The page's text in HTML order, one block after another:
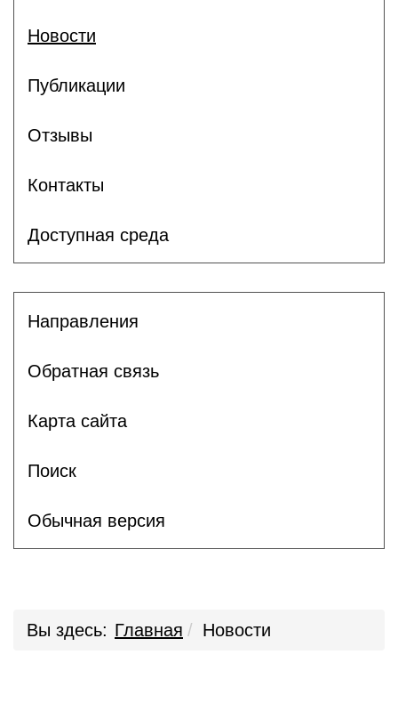
Новости
Публикации
Отзывы
Контакты
Доступная среда
Направления
Обратная связь
Карта сайта
Поиск
Обычная версия
Вы здесь: Главная Новости